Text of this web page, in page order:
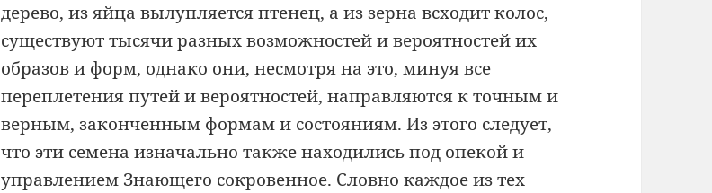
дерево, из яйца вылупляется птенец, а из зерна всходит колос,
существуют тысячи разных возможностей и вероятностей их
образов и форм, однако они, несмотря на это, минуя все
переплетения путей и вероятностей, направляются к точным и
верным, законченным формам и состояниям. Из этого следует,
что эти семена изначально также находились под опекой и
управлением Знающего сокровенное. Словно каждое из тех